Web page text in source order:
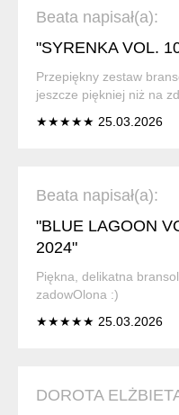
Beata napisał(a):
"SYRENKA VOL.
Przepiękny zestaw
jeszcze piękniej niż na
★★★★★ 25.03.2026
Beata napisał(a):
"BLUE LAGOON
2024"
Piękna, delikatna
zadowOlona :)
★★★★★ 25.03.2026
DOROTA